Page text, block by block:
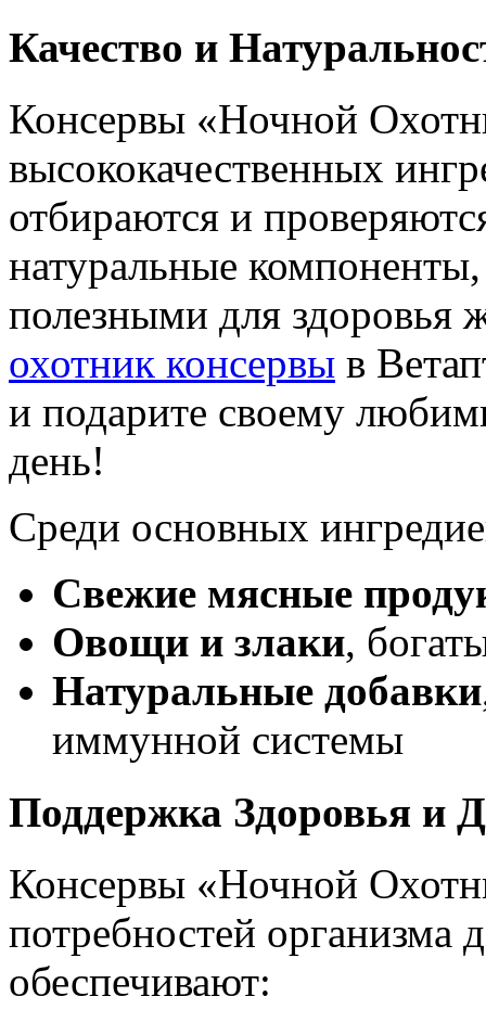
Качество и
Консервы «Ночной
высококачественных
отбираются и
натуральные
полезными для здоровья
охотник консервы в
и подарите своему
день!
Среди основных
Свежие мясные
Овощи и злаки,
Натуральные добавки
иммунной системы
Поддержка Здоровья и
Консервы «Ночной
потребностей
обеспечивают: